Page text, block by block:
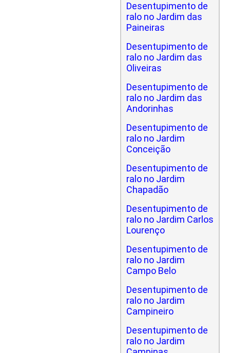
Desentupimento de
ralo no Jardim das
Paineiras
Desentupimento de
ralo no Jardim das
Oliveiras
Desentupimento de
ralo no Jardim das
Andorinhas
Desentupimento de
ralo no Jardim
Conceição
Desentupimento de
ralo no Jardim
Chapadão
Desentupimento de
ralo no Jardim Carlos
Lourenço
Desentupimento de
ralo no Jardim
Campo Belo
Desentupimento de
ralo no Jardim
Campineiro
Desentupimento de
ralo no Jardim